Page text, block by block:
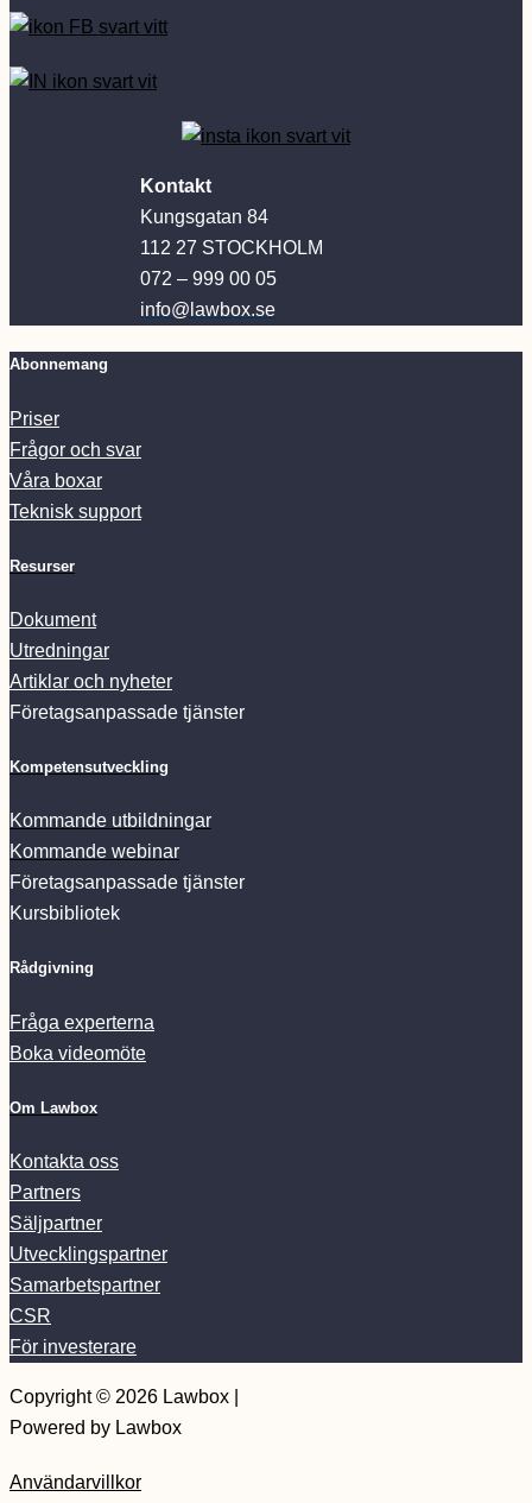
Kontakt
Kungsgatan 84
112 27 STOCKHOLM
072 – 999 00 05
info@lawbox.se
Abonnemang
Priser
Frågor och svar
Våra boxar
Teknisk support
Resurser
Dokument
Utredningar
Artiklar och nyheter
Företagsanpassade tjänster
Kompetensutveckling
Kommande utbildningar
Kommande webinar
Företagsanpassade tjänster
Kursbibliotek
Rådgivning
Fråga experterna
Boka videomöte
Om Lawbox
Kontakta oss
Partners
Säljpartner
Utvecklingspartner
Samarbetspartner
CSR
För investerare
Copyright © 2026 Lawbox |
Powered by Lawbox
Användarvillkor